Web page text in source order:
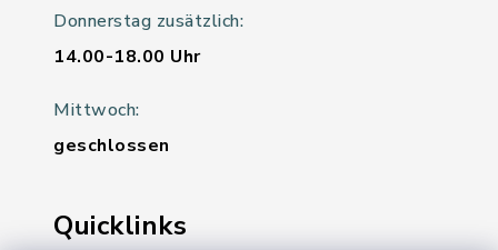
Donnerstag zusätzlich:
14.00-18.00 Uhr
Mittwoch:
geschlossen
Quicklinks